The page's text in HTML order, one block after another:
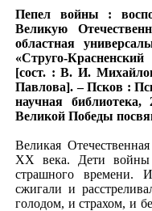
Пепел войны :
Великую
областная
«Струго-
[сост. : В. И.
Павлова]. – Псков :
научная
Великой Победы
Великая
ХХ века. Дети войны
страшного времени.
сжигали и
голодом, и страхом, и